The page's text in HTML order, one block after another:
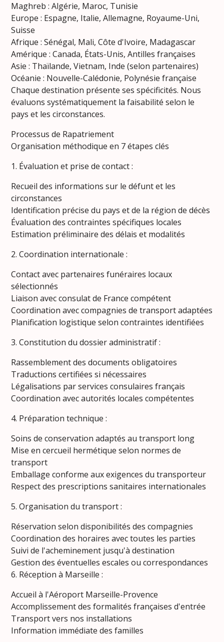
Maghreb : Algérie, Maroc, Tunisie
Europe : Espagne, Italie, Allemagne, Royaume-Uni,
Suisse
Afrique : Sénégal, Mali, Côte d'Ivoire, Madagascar
Amérique : Canada, États-Unis, Antilles françaises
Asie : Thaïlande, Vietnam, Inde (selon partenaires)
Océanie : Nouvelle-Calédonie, Polynésie française
Chaque destination présente ses spécificités. Nous
évaluons systématiquement la faisabilité selon le
pays et les circonstances.
Processus de Rapatriement
Organisation méthodique en 7 étapes clés
1. Évaluation et prise de contact :
Recueil des informations sur le défunt et les
circonstances
Identification précise du pays et de la région de décès
Évaluation des contraintes spécifiques locales
Estimation préliminaire des délais et modalités
2. Coordination internationale :
Contact avec partenaires funéraires locaux
sélectionnés
Liaison avec consulat de France compétent
Coordination avec compagnies de transport adaptées
Planification logistique selon contraintes identifiées
3. Constitution du dossier administratif :
Rassemblement des documents obligatoires
Traductions certifiées si nécessaires
Légalisations par services consulaires français
Coordination avec autorités locales compétentes
4. Préparation technique :
Soins de conservation adaptés au transport long
Mise en cercueil hermétique selon normes de
transport
Emballage conforme aux exigences du transporteur
Respect des prescriptions sanitaires internationales
5. Organisation du transport :
Réservation selon disponibilités des compagnies
Coordination des horaires avec toutes les parties
Suivi de l'acheminement jusqu'à destination
Gestion des éventuelles escales ou correspondances
6. Réception à Marseille :
Accueil à l'Aéroport Marseille-Provence
Accomplissement des formalités françaises d'entrée
Transport vers nos installations
Information immédiate des familles